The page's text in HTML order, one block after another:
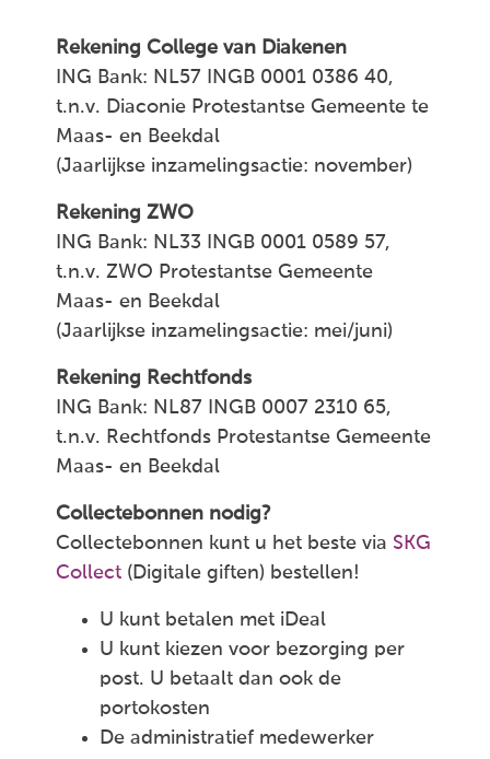
Rekening College van Diakenen
ING Bank: NL57 INGB 0001 0386 40,
t.n.v. Diaconie Protestantse Gemeente te
Maas- en Beekdal
(Jaarlijkse inzamelingsactie: november)
Rekening ZWO
ING Bank: NL33 INGB 0001 0589 57,
t.n.v. ZWO Protestantse Gemeente
Maas- en Beekdal
(Jaarlijkse inzamelingsactie: mei/juni)
Rekening Rechtfonds
ING Bank: NL87 INGB 0007 2310 65,
t.n.v. Rechtfonds Protestantse Gemeente
Maas- en Beekdal
Collectebonnen nodig?
Collectebonnen kunt u het beste via SKG
Collect (Digitale giften) bestellen!
U kunt betalen met iDeal
U kunt kiezen voor bezorging per
post. U betaalt dan ook de
portokosten
De administratief medewerker